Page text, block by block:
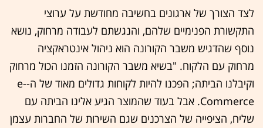
לצד הצורך של ארגונים בחשיבה מחודשת על ערוצי
התקשורת הפנימיים שלהם, והנגשתם לעבודה מרחוק, נושא
נוסף שהדגיש משבר הקורונה הוא ניהול אינטראקציה
מרחוק עם הלקוח. "בשיא משבר הקורונה הזמנו הכול מרחוק
וקיבלנו הביתה; הפכנו להיות לקוחות גדולים מאוד של ה-e-
Commerce. אבל בעוד שהמוצר הגיע אלינו הביתה עם
שליח, הציפייה של הצרכנים שגם השירות של החברות עצמן